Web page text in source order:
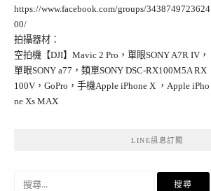
https://www.facebook.com/groups/3438749723624
00/
拍攝器材：
空拍機【DJI】Mavic 2 Pro，單眼SONY A7R IV，
單眼SONY a77，類單SONY DSC-RX100M5A RX
100V，GoPro，手機Apple iPhone X ，Apple iPho
ne Xs MAX
LINE訊息訂閱